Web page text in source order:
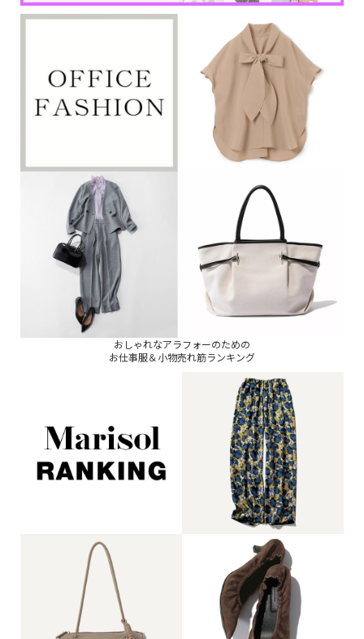
おしゃれなアラフォーのための
お仕事服＆小物売れ筋ランキング